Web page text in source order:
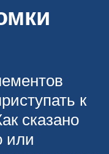
к
сказано
или